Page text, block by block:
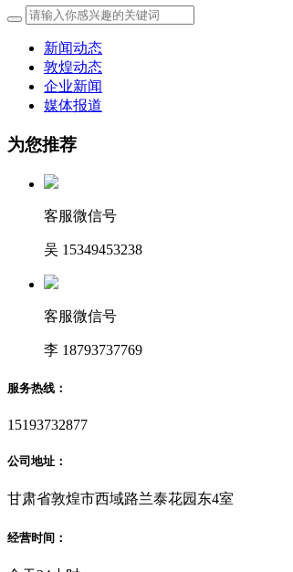
新闻动态
敦煌动态
企业新闻
媒体报道
为您推荐
客服微信号
吴 15349453238
客服微信号
李 18793737769
服务热线：
15193732877
公司地址：
甘肃省敦煌市西域路兰泰花园东4室
经营时间：